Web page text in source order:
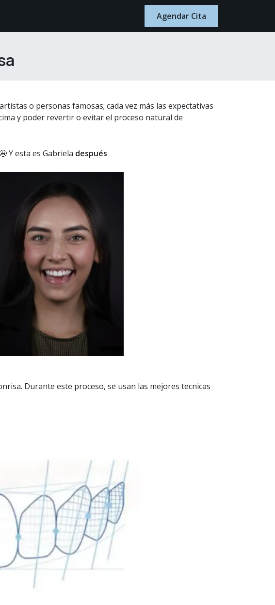
Agendar Cita
o personas famosas; cada vez más las expectativas
y poder revertir o evitar el proceso natural de
🤩 Y esta es Gabriela después
Durante este proceso, se usan las mejores tecnicas